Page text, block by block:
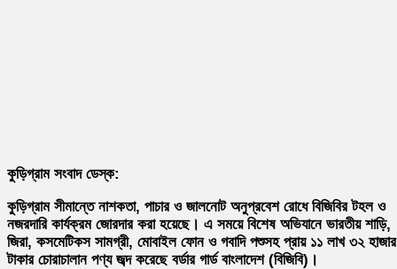
কুড়িগ্রাম সংবাদ ডেস্ক:
কুড়িগ্রাম সীমান্তে নাশকতা, পাচার ও জালনোট অনুপ্রবেশ রোধে বিজিবির টহল ও
নজরদারি কার্যক্রম জোরদার করা হয়েছে। এ সময়ে বিশেষ অভিযানে ভারতীয় শাড়ি,
জিরা, কসমেটিকস সামগ্রী, মোবাইল ফোন ও গবাদি পশুসহ প্রায় ১১ লাখ ৩২ হাজার
টাকার চোরাচালান পণ্য জব্দ করেছে বর্ডার গার্ড বাংলাদেশ (বিজিবি)।